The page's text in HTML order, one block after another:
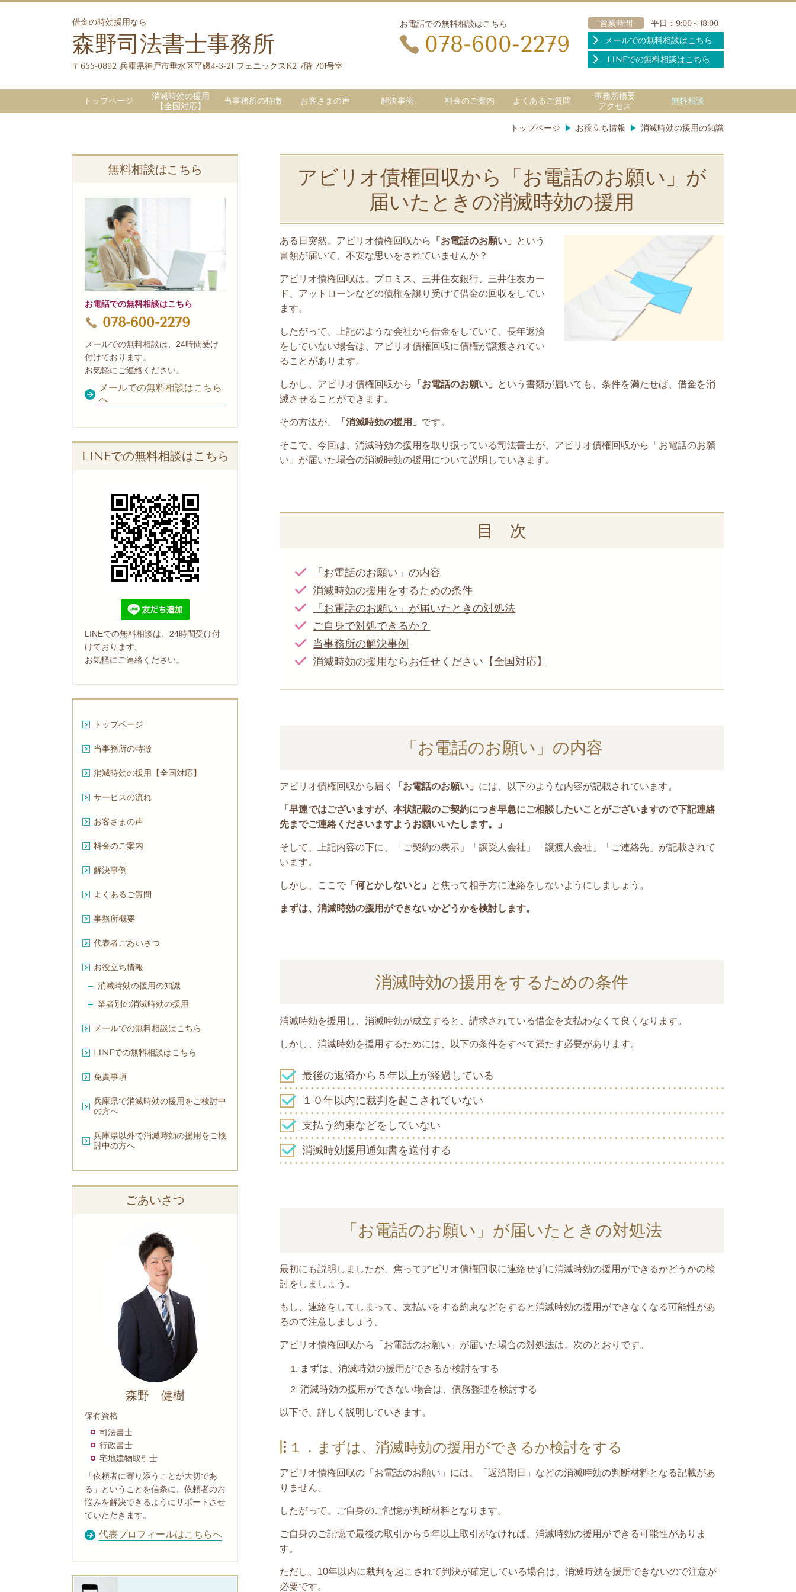
借金の時効援用なら
森野司法書士事務所
〒655-0892 兵庫県神戸市垂水区平磯4-3-21 フェニックスK2 7階 701号室
お電話での無料相談はこちら
078-600-2279
営業時間
平日：9:00～18:00
メールでの無料相談はこちら
LINEでの無料相談はこちら
トップページ
消滅時効の援用
【全国対応】
当事務所の特徴 お客さまの声 解決事例 料金のご案内 よくあるご質問
事務所概要
アクセス
無料相談
トップページ お役立ち情報 消滅時効の援用の知識
アビリオ債権回収から「お電話のお願い」が
届いたときの消滅時効の援用
ある日突然、アビリオ債権回収から 「お電話のお願い」
という
書類が届いて、不安な思いをされていませんか？
アビリオ債権回収は、プロミス、三井住友銀行、三井住友カー
ド、アットローンなどの債権を譲り受けて借金の回収をしてい
ます。
したがって、上記のような会社から借金をしていて、長年返済
をしていない場合は、アビリオ債権回収に債権が譲渡されてい
ることがあります。
しかし、アビリオ債権回収から 「お電話のお願い」
という書類が届いても、条件を満たせば、借金を消
滅させることができます。
その方法が、 「消滅時効の援用」 です。
そこで、今回は、消滅時効の援用を取り扱っている司法書士が、アビリオ債権回収から「お電話のお願
い」が届いた場合の消滅時効の援用について説明していきます。
目 次
「お電話のお願い」の内容
消滅時効の援用をするための条件
「お電話のお願い」が届いたときの対処法
ご自身で対処できるか？
当事務所の解決事例
消滅時効の援用ならお任せください【全国対応】
「お電話のお願い」の内容
アビリオ債権回収から届く 「お電話のお願い」 には、以下のような内容が記載されています。
「早速ではございますが、本状記載のご契約につき早急にご相談したいことがございますので下記連絡
先までご連絡くださいますようお願いいたします。
」
そして、上記内容の下に、「ご契約の表示」「譲受人会社」「譲渡人会社」「ご連絡先」が記載されて
います。
しかし、ここで 「何とかしないと」 と焦って相手方に連絡をしないようにしましょう。
まずは、消滅時効の援用ができないかどうかを検討します。
消滅時効の援用をするための条件
消滅時効を援用し、消滅時効が成立すると、請求されている借金を支払わなくて良くなります。
しかし、消滅時効を援用するためには、以下の条件をすべて満たす必要があります。
最後の返済から５年以上が経過している
１０年以内に裁判を起こされていない
支払う約束などをしていない
消滅時効援用通知書を送付する
「お電話のお願い」が届いたときの対処法
最初にも説明しましたが、焦ってアビリオ債権回収に連絡せずに消滅時効の援用ができるかどうかの検
討をしましょう。
もし、連絡をしてしまって、支払いをする約束などをすると消滅時効の援用ができなくなる可能性があ
るので注意しましょう。
アビリオ債権回収から「お電話のお願い」が届いた場合の対処法は、次のとおりです。
まずは、消滅時効の援用ができるか検討をする
消滅時効の援用ができない場合は、債務整理を検討する
​以下で、詳しく説明していきます。
１．まずは、消滅時効の援用ができるか検討をする
アビリオ債権回収の「お電話のお願い」には、「返済期日」などの消滅時効の判断材料となる記載があ
りません。
したがって、ご自身のご記憶が判断材料となります。
ご自身のご記憶で最後の取引から５年以上取引がなければ、消滅時効の援用ができる可能性がありま
す。
ただし、 10年以内に裁判を起こされて判決が確定している場合は、消滅時効を援用できないので注意が
必要です。
無料相談はこちら
お電話での無料相談はこちら
078-600-2279
メールでの無料相談は、24時間受け
付けております。
お気軽にご連絡ください。
メールでの無料相談はこちら
へ
LINEでの無料相談はこちら
LINEでの無料相談は、24時間受け付
けております。
お気軽にご連絡ください。
トップページ
当事務所の特徴
消滅時効の援用【全国対応】
サービスの流れ
お客さまの声
料金のご案内
解決事例
よくあるご質問
事務所概要
代表者ごあいさつ
お役立ち情報
消滅時効の援用の知識
業者別の消滅時効の援用
メールでの無料相談はこちら
LINEでの無料相談はこちら
免責事項
兵庫県で消滅時効の援用をご検討中
の方へ
兵庫県以外で消滅時効の援用をご検
討中の方へ
ごあいさつ
森野 健樹
保有資格
司法書士
行政書士
宅地建物取引士
「依頼者に寄り添うことが大切であ
る」ということを信条に、依頼者のお
悩みを解決できるようにサポートさせ
ていただきます。
代表プロフィールはこちらへ